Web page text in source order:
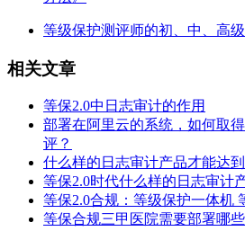
等级保护测评师的初、中、高
相关文章
等保2.0中日志审计的作用
部署在阿里云的系统，如何取
评？
什么样的日志审计产品才能达
等保2.0时代什么样的日志审计
等保2.0合规：等级保护一体机
等保合规三甲医院需要部署哪